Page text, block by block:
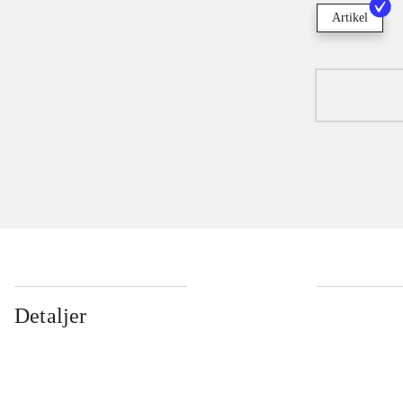
Artikel
Detaljer